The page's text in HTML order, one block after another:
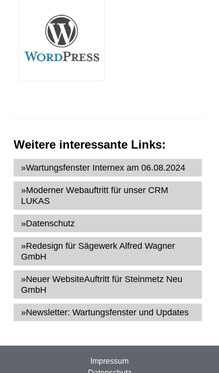
Weitere interessante Links:
»Wartungsfenster Internex am 06.08.2024
»Moderner Webauftritt für unser CRM
LUKAS
»Datenschutz
»Redesign für Sägewerk Alfred Wagner
GmbH
»Neuer WebsiteAuftritt für Steinmetz Neu
GmbH
»Newsletter: Wartungsfenster und Updates
Impressum